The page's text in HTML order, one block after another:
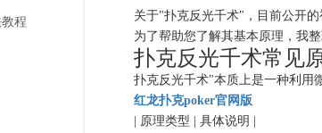
程
关于"扑克反光千术"，目前公开
为了帮助您了解其基本原理，我整
扑克反光千术常见
扑克反光千术"本质上是一种利用
红龙扑克poker官网版
| 原理类型 | 具体说明 |